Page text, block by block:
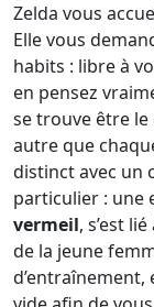
Zelda vous
Elle vous
habits : libre à
en pensez
se trouve être le
autre que
distinct avec un
particulier : une
vermeil, s’est
de la jeune